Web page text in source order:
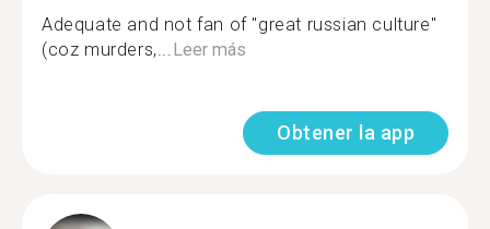
Adequate and not fan of "great russian culture"
(coz murders,... Leer más
Obtener la app